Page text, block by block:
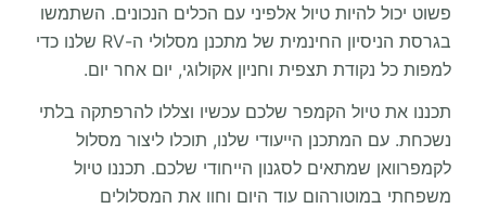
פשוט יכול להיות טיול אלפיני עם הכלים הנכונים. השתמשו
בגרסת הניסיון החינמית של מתכנן מסלולי ה-RV שלנו כדי
למפות כל נקודת תצפית וחניון אקולוגי, יום אחר יום.
תכננו את טיול הקמפר שלכם עכשיו וצללו להרפתקה בלתי
נשכחת. עם המתכנן הייעודי שלנו, תוכלו ליצור מסלול
לקמפרוואן שמתאים לסגנון הייחודי שלכם. תכננו טיול
משפחתי במוטורהום עוד היום וחוו את המסלולים